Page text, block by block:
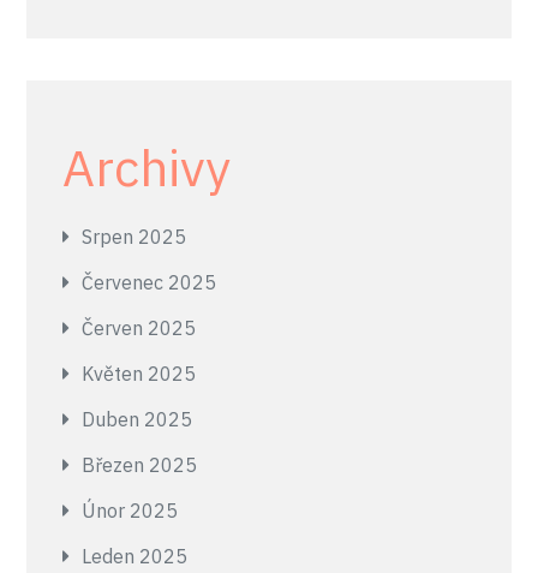
Archivy
Srpen 2025
Červenec 2025
Červen 2025
Květen 2025
Duben 2025
Březen 2025
Únor 2025
Leden 2025